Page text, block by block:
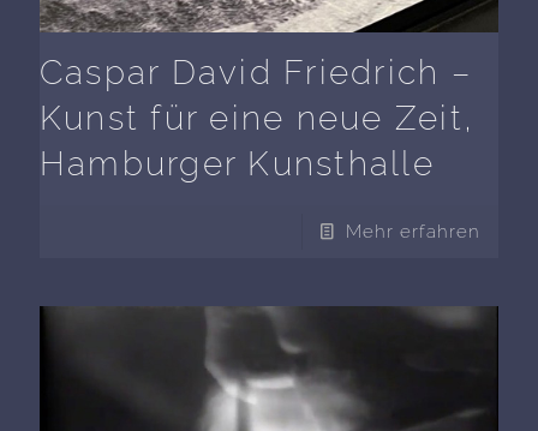
Caspar David Friedrich –
Kunst für eine neue Zeit,
Hamburger Kunsthalle
Mehr erfahren